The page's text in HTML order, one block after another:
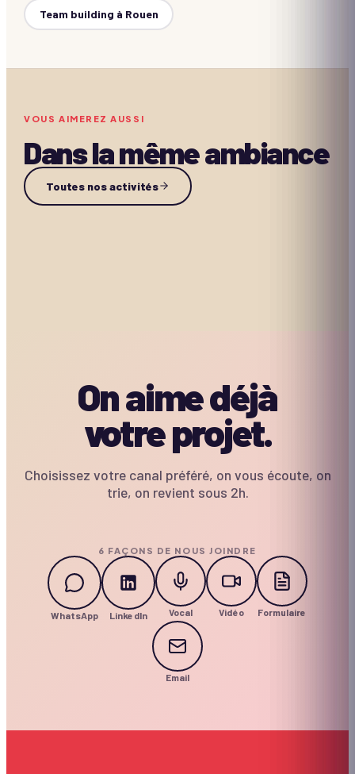
Team building à Rouen
VOUS AIMEREZ AUSSI
Dans la même ambiance
Toutes nos activités
Team artist
Team Building Cinéma
On aime déjà
votre projet.
Choisissez votre canal préféré, on vous écoute, on
trie, on revient sous 2h.
6 FAÇONS DE NOUS JOINDRE
WhatsApp LinkedIn Vocal Vidéo Formulaire
Email